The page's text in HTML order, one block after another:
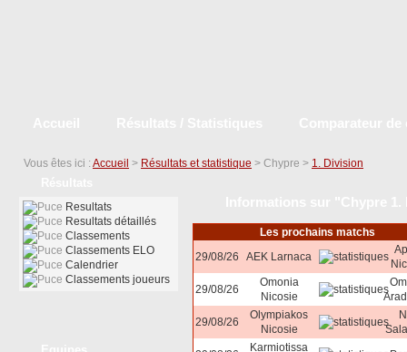
Vous êtes ici : Accueil > Résultats et statistique > Chypre > 1. Division
Les prochains matchs
29/08/26
AEK Larnaca
29/08/26
Omonia
Nicosie
29/08/26
Olympiakos
Nicosie
Karmiotissa
Resultats
Resultats détaillés
Classements
Classements ELO
Calendrier
Classements joueurs